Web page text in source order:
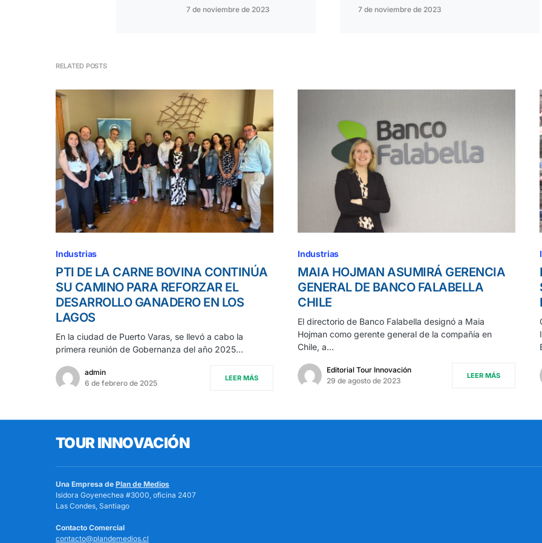
7 de noviembre de 2023 7 de noviembre de 2023
RELATED POSTS
Industrias
PTI DE LA CARNE BOVINA CONTINÚA
SU CAMINO PARA REFORZAR EL
DESARROLLO GANADERO EN LOS
LAGOS
En la ciudad de Puerto Varas, se llevó a cabo la
primera reunión de Gobernanza del año 2025…
admin
6 de febrero de 2025
LEER MÁS
Industrias
MAIA HOJMAN ASUMIRÁ GERENCIA
GENERAL DE BANCO FALABELLA
CHILE
El directorio de Banco Falabella designó a Maia
Hojman como gerente general de la compañía en
Chile, a…
Editorial Tour Innovación
29 de agosto de 2023
LEER MÁS
TOUR INNOVACIÓN
Una Empresa de Plan de Medios
Isidora Goyenechea #3000, oficina 2407
Las Condes, Santiago
Contacto Comercial
contacto@plandemedios.cl